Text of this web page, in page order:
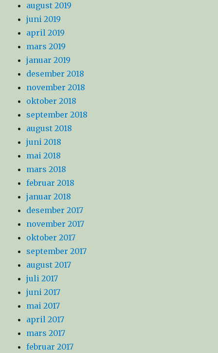
august 2019
juni 2019
april 2019
mars 2019
januar 2019
desember 2018
november 2018
oktober 2018
september 2018
august 2018
juni 2018
mai 2018
mars 2018
februar 2018
januar 2018
desember 2017
november 2017
oktober 2017
september 2017
august 2017
juli 2017
juni 2017
mai 2017
april 2017
mars 2017
februar 2017